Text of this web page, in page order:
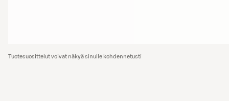
Tuotesuosittelut voivat näkyä sinulle kohdennetusti